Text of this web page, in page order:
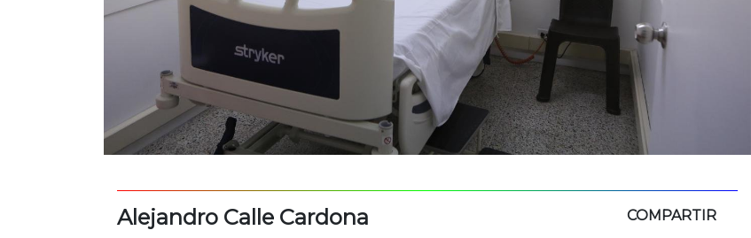
Alejandro Calle Cardona COMPARTIR